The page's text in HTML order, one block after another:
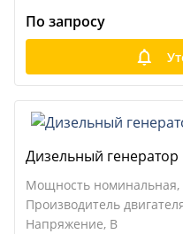
По запросу
Дизельный
Мощность номинальная,
Производитель
Напряжение, В